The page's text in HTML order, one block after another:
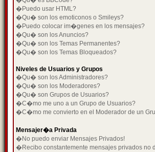
�Puedo usar HTML?
�Qu� son los emoticonos o Smileys?
�Puedo colocar im�genes en los mensajes?
�Qu� son los Anuncios?
�Qu� son los Temas Permanentes?
�Qu� son los Temas Bloqueados?
Niveles de Usuarios y Grupos
�Qu� son los Administradores?
�Qu� son los Moderadores?
�Qu� son Grupos de Usuarios?
�C�mo me uno a un Grupo de Usuarios?
�C�mo me convierto en el Moderador de un
Mensajer�a Privada
�No puedo enviar Mensajes Privados!
�Recibo constantemente mensajes privados no